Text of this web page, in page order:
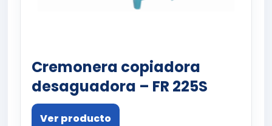
Cremonera copiadora
desaguadora – FR 225S
Ver producto